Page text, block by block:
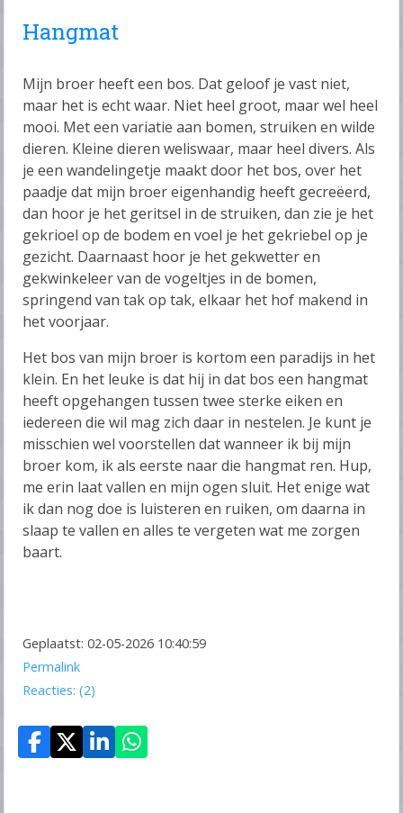
Hangmat
Mijn broer heeft een bos. Dat geloof je vast niet,
maar het is echt waar. Niet heel groot, maar wel heel
mooi. Met een variatie aan bomen, struiken en wilde
dieren. Kleine dieren weliswaar, maar heel divers. Als
je een wandelingetje maakt door het bos, over het
paadje dat mijn broer eigenhandig heeft gecreëerd,
dan hoor je het geritsel in de struiken, dan zie je het
gekrioel op de bodem en voel je het gekriebel op je
gezicht. Daarnaast hoor je het gekwetter en
gekwinkeleer van de vogeltjes in de bomen,
springend van tak op tak, elkaar het hof makend in
het voorjaar.
Het bos van mijn broer is kortom een paradijs in het
klein. En het leuke is dat hij in dat bos een hangmat
heeft opgehangen tussen twee sterke eiken en
iedereen die wil mag zich daar in nestelen. Je kunt je
misschien wel voorstellen dat wanneer ik bij mijn
broer kom, ik als eerste naar die hangmat ren. Hup,
me erin laat vallen en mijn ogen sluit. Het enige wat
ik dan nog doe is luisteren en ruiken, om daarna in
slaap te vallen en alles te vergeten wat me zorgen
baart.
Geplaatst: 02-05-2026 10:40:59
Permalink
Reacties: (2)